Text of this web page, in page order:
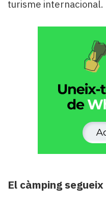
turisme internacional.
El càmping